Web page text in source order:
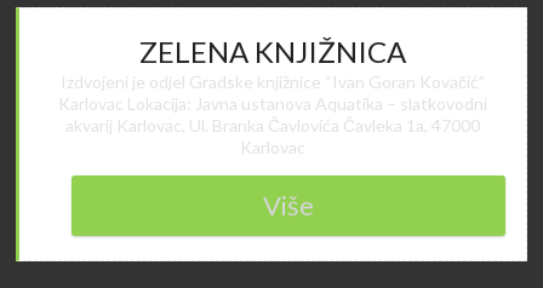
ZELENA KNJIŽNICA
Izdvojeni je odjel Gradske knjižnice “Ivan Goran Kovačić”
Karlovac Lokacija: Javna ustanova Aquatika – slatkovodni
akvarij Karlovac, Ul. Branka Čavlovića Čavleka 1a, 47000
Karlovac
Više